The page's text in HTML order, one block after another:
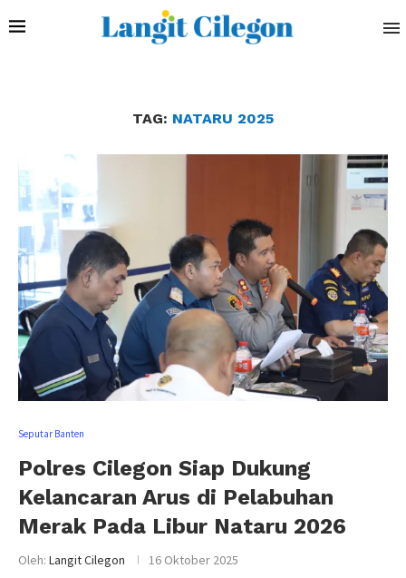
TAG: NATARU 2025
Seputar Banten
Polres Cilegon Siap Dukung
Kelancaran Arus di Pelabuhan
Merak Pada Libur Nataru 2026
Oleh: Langit Cilegon 16 Oktober 2025